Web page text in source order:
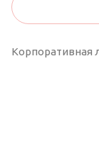
Корпоративная